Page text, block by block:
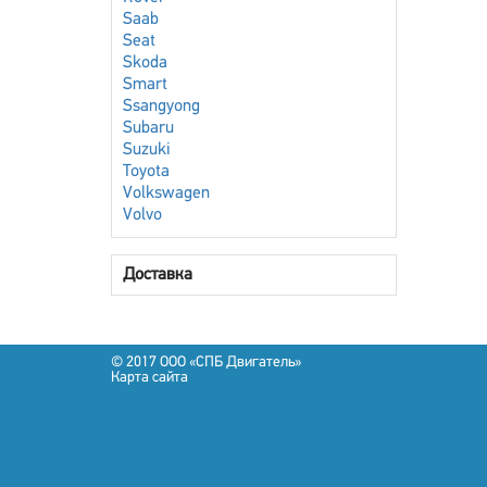
Saab
Seat
Skoda
Smart
Ssangyong
Subaru
Suzuki
Toyota
Volkswagen
Volvo
Доставка
© 2017 OOO «СПБ Двигатель»
Карта сайта